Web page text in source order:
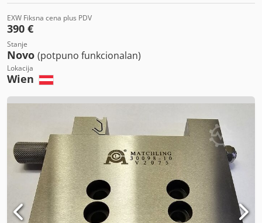
EXW Fiksna cena plus PDV
390 €
Stanje
Novo (potpuno funkcionalan)
Lokacija
Wien